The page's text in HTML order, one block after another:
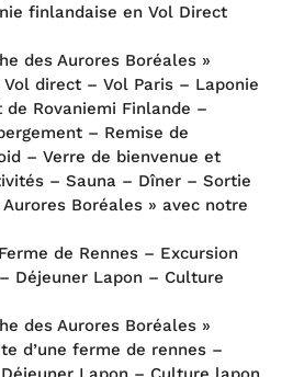
finlandaise en Vol Direct
des Aurores Boréales »
direct – Vol Paris – Laponie
Rovaniemi Finlande –
– Remise de
– Verre de bienvenue et
– Sauna – Dîner – Sortie
Boréales » avec notre
de Rennes – Excursion
Déjeuner Lapon – Culture
des Aurores Boréales »
d’une ferme de rennes –